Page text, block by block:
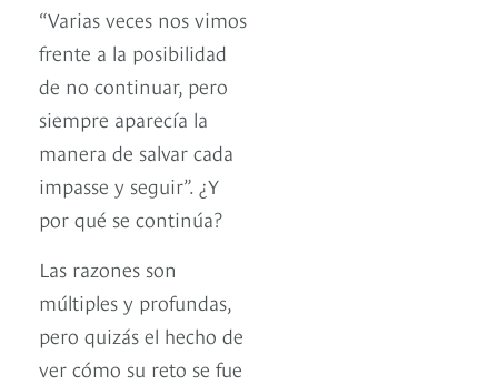
“Varias veces nos vimos
frente a la posibilidad
de no continuar, pero
siempre aparecía la
manera de salvar cada
impasse y seguir”. ¿Y
por qué se continúa?
Las razones son
múltiples y profundas,
pero quizás el hecho de
ver cómo su reto se fue